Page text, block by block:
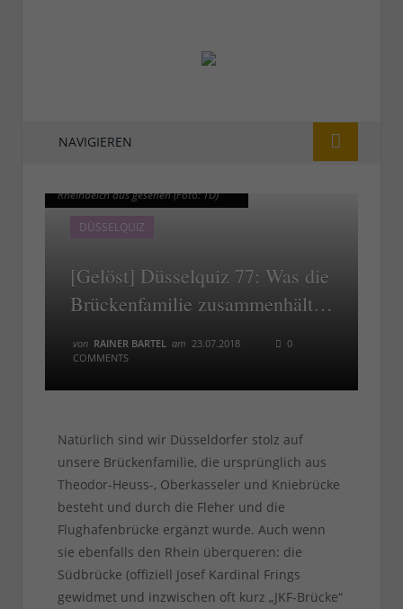
NAVIGIEREN
Rheindeich aus gesehen (Foto: TD)
DÜSSELQUIZ
[Gelöst] Düsselquiz 77: Was die
Brückenfamilie zusammenhält…
von RAINER BARTEL am 23.07.2018
0
COMMENTS
Rheindeich aus gesehen (Foto: TD)
Natürlich sind wir Düsseldorfer stolz auf
unsere Brückenfamilie, die ursprünglich aus
Theodor-Heuss-, Oberkasseler und Kniebrücke
besteht und durch die Fleher und die
Flughafenbrücke ergänzt wurde. Auch wenn
sie ebenfalls den Rhein überqueren: die
Südbrücke (offiziell Josef Kardinal Frings
gewidmet und inzwischen oft kurz „JKF-Brücke“